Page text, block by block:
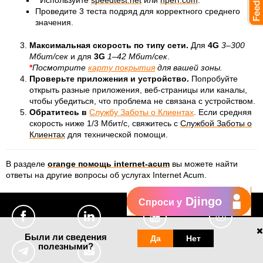
Проведите 3 теста подряд для корректного среднего
значения.
Максимальная скорость по типу сети. Для 4G 3–300
Мбит/сек и для 3G 1–42 Мбит/сек
*Посмотрите карту покрытиядля вашей зоны.
Проверьте приложения и устройство. Попробуйте
открыть разные приложения, веб-страницы или каналы,
чтобы убедиться, что проблема не связана с устройством.
Обратитесь в Службу Заботы о Клиентах . Если средняя
скорость ниже 1/3 Мбит/с, свяжитесь с Службой Заботы о
Клиентах для технической помощи.
В разделе orange помощь internet-acum вы можете найти
ответы на другие вопросы об услугах Internet Acum.
Были ли сведения
полезными?
Да Нет
Спроси у Djingo